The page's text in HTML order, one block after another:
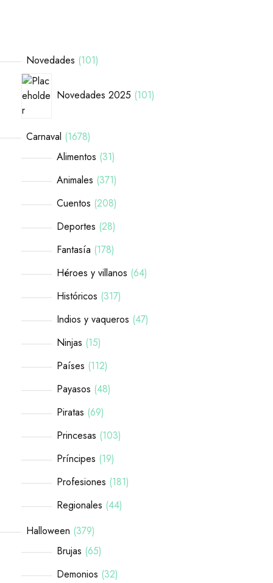
Novedades 101
Novedades 2025 101
Carnaval 1678
Alimentos 31
Animales 371
Cuentos 208
Deportes 28
Fantasía 178
Héroes y villanos 64
Históricos 317
Indios y vaqueros 47
Ninjas 15
Países 112
Payasos 48
Piratas 69
Princesas 103
Príncipes 19
Profesiones 181
Regionales 44
Halloween 379
Brujas 65
Demonios 32